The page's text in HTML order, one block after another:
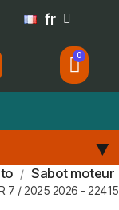
fr
Sabot moteur
7 / 2025 2026 - 22415